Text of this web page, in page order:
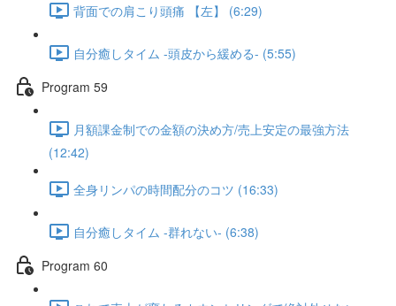
背面での肩こり頭痛 【左】 (6:29)
自分癒しタイム -頭皮から緩める- (5:55)
Program 59
月額課金制での金額の決め方/売上安定の最強方法
(12:42)
全身リンパの時間配分のコツ (16:33)
自分癒しタイム -群れない- (6:38)
Program 60